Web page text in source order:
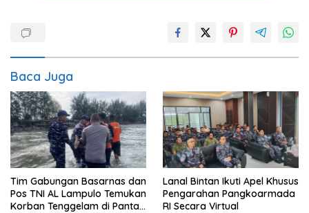
Baca Juga
Tim Gabungan Basarnas dan
Pos TNI AL Lampulo Temukan
Korban Tenggelam di Pantai
Lanal Bintan Ikuti Apel Khusus
Pengarahan Pangkoarmada
RI Secara Virtual